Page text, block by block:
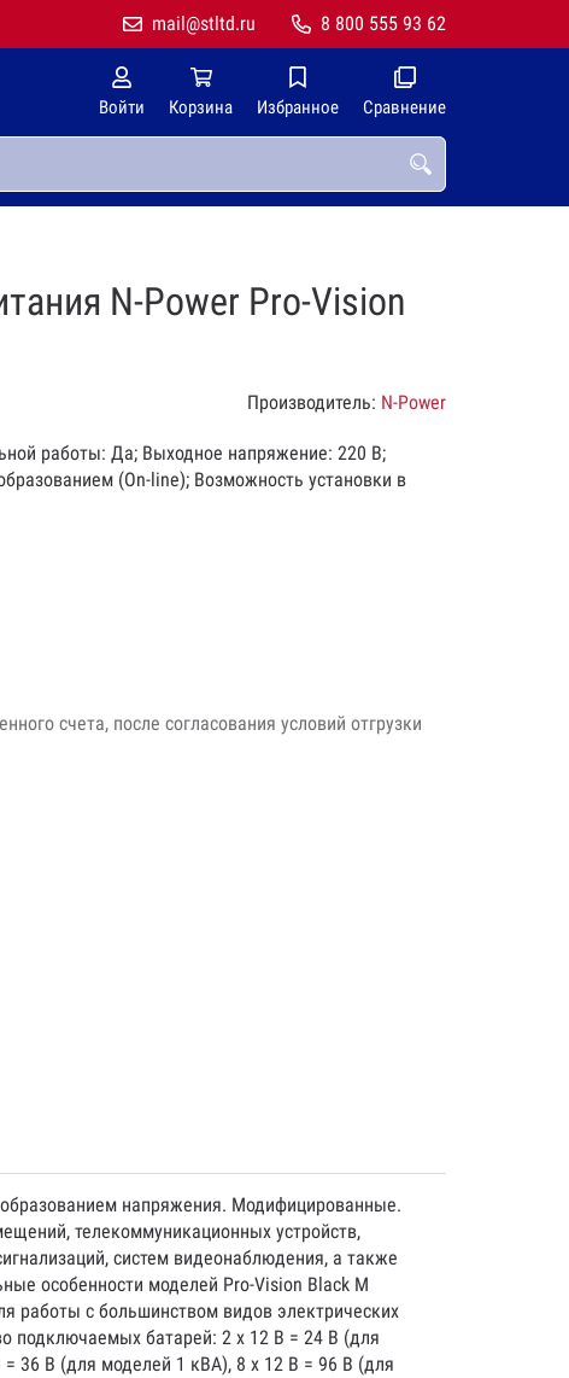
8 800 555 93 62
mail@stltd.ru
Войти Корзина Избранное Сравнение
N-Power Pro-Vision
Производитель: N-Power
работы: Да; Выходное напряжение: 220 В;
(On-line); Возможность установки в
счета, после согласования условий отгрузки
напряжения. Модифицированные.
телекоммуникационных устройств,
систем видеонаблюдения, а также
особенности моделей Pro-Vision Black M
работы с большинством видов электрических
подключаемых батарей: 2 x 12 В = 24 В (для
36 В (для моделей 1 кВА), 8 x 12 В = 96 В (для